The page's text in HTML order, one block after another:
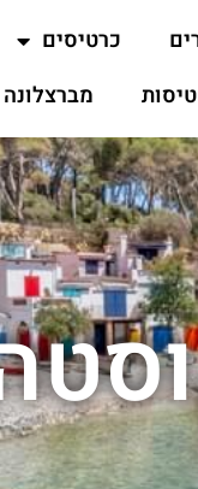
כרטיסים
טיסות